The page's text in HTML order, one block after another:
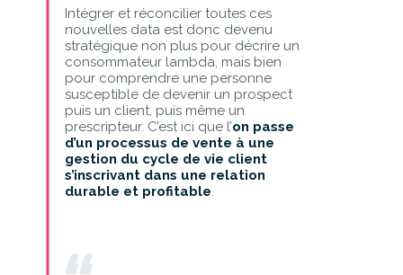
Intégrer et réconcilier toutes ces
nouvelles data est donc devenu
stratégique non plus pour décrire un
consommateur lambda, mais bien
pour comprendre une personne
susceptible de devenir un prospect
puis un client, puis même un
prescripteur. C’est ici que l’on passe
d’un processus de vente à une
gestion du cycle de vie client
s’inscrivant dans une relation
durable et profitable.